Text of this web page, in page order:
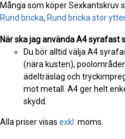
Många som köper Sexkantskruv
Rund bricka, Rund bricka stor
När ska jag använda A4
Du bör alltid välja A4
(nära kusten),
ädelträslag och
mot metall. A4 ger helt
skydd.
Alla priser visas exkl. moms.